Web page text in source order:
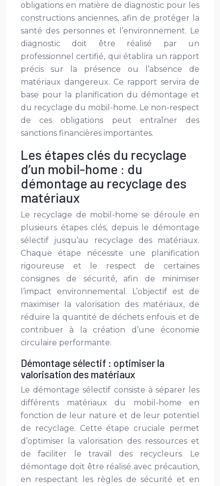
obligations en matière de diagnostic pour les
constructions anciennes, afin de protéger la
santé des personnes et l’environnement. Le
diagnostic doit être réalisé par un
professionnel certifié, qui établira un rapport
précis sur la présence ou l’absence de
matériaux dangereux. Ce rapport servira de
base pour la planification du démontage et
du recyclage du mobil-home. Le non-respect
de ces obligations peut entraîner des
sanctions financières importantes.
Les étapes clés du recyclage
d’un mobil-home : du
démontage au recyclage des
matériaux
Le recyclage de mobil-home se déroule en
plusieurs étapes clés, depuis le démontage
sélectif jusqu’au recyclage des matériaux.
Chaque étape nécessite une planification
rigoureuse et le respect de certaines
consignes de sécurité, afin de minimiser
l’impact environnemental. L’objectif est de
maximiser la valorisation des matériaux, de
réduire la quantité de déchets enfouis et de
contribuer à la création d’une économie
circulaire performante.
Démontage sélectif : optimiser la
valorisation des matériaux
Le démontage sélectif consiste à séparer les
différents matériaux du mobil-home en
fonction de leur nature et de leur potentiel
de recyclage. Cette étape cruciale permet
d’optimiser la valorisation des ressources et
de faciliter le travail des recycleurs. Le
démontage doit être réalisé avec précaution,
en respectant les règles de sécurité et en